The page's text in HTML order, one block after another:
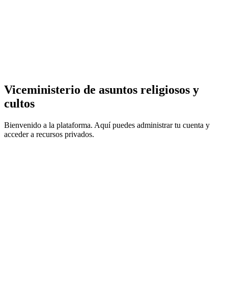
Viceministerio de asuntos religiosos y
cultos
Bienvenido a la plataforma. Aquí puedes administrar tu cuenta y
acceder a recursos privados.